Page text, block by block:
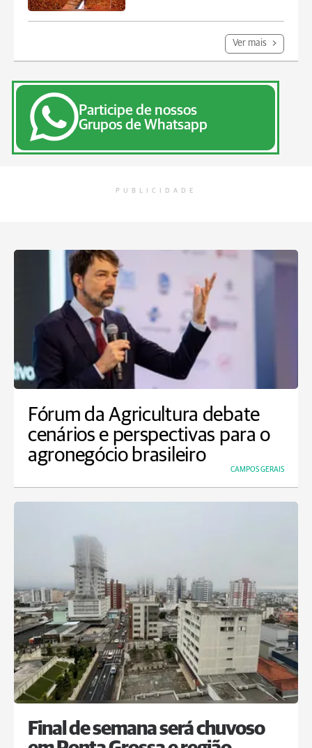
Ver mais
Participe de nossos
Grupos de Whatsapp
PUBLICIDADE
Fórum da Agricultura debate
cenários e perspectivas para o
agronegócio brasileiro
CAMPOS GERAIS
Final de semana será chuvoso